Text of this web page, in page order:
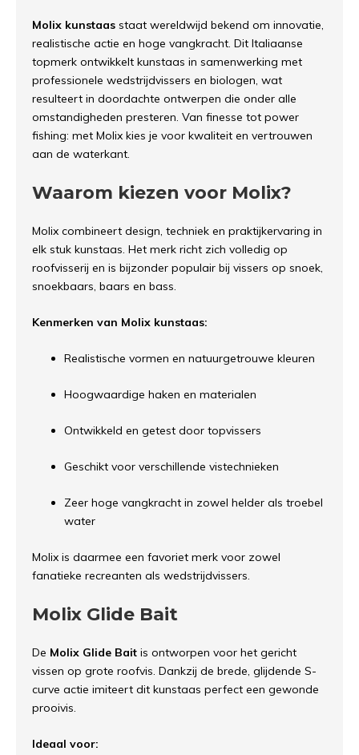
Molix kunstaas staat wereldwijd bekend om innovatie,
realistische actie en hoge vangkracht. Dit Italiaanse
topmerk ontwikkelt kunstaas in samenwerking met
professionele wedstrijdvissers en biologen, wat
resulteert in doordachte ontwerpen die onder alle
omstandigheden presteren. Van finesse tot power
fishing: met Molix kies je voor kwaliteit en vertrouwen
aan de waterkant.
Waarom kiezen voor Molix?
Molix combineert design, techniek en praktijkervaring in
elk stuk kunstaas. Het merk richt zich volledig op
roofvisserij en is bijzonder populair bij vissers op snoek,
snoekbaars, baars en bass.
Kenmerken van Molix kunstaas:
Realistische vormen en natuurgetrouwe kleuren
Hoogwaardige haken en materialen
Ontwikkeld en getest door topvissers
Geschikt voor verschillende vistechnieken
Zeer hoge vangkracht in zowel helder als troebel
water
Molix is daarmee een favoriet merk voor zowel
fanatieke recreanten als wedstrijdvissers.
Molix Glide Bait
De Molix Glide Bait is ontworpen voor het gericht
vissen op grote roofvis. Dankzij de brede, glijdende S-
curve actie imiteert dit kunstaas perfect een gewonde
prooivis.
Ideaal voor: